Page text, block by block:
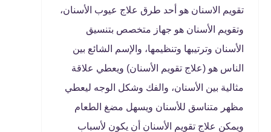
تقويم الاسنان هو أحد طرق علاج عيوب الأسنان،
وتقويم الأسنان هو جهاز متخصص بتنسيق
الأسنان وترتيبها وتنظيمها، والإسم الشائع بين
الناس هو (علاج تقويم الأسنان) ويعطي علاقة
مثالية بين الأسنان، والفك وشكل الوجه ليعطي
مظهر متناسق للأسنان ويسهل مضغ الطعام
ويمكن علاج تقويم الأسنان أن يكون لأسباب